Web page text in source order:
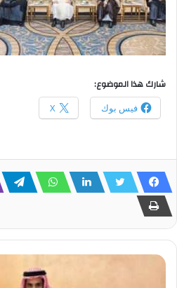
شارك هذا الموضوع:
فيس بوك X